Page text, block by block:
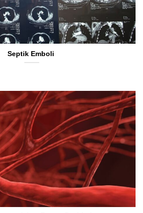
Septik Emboli